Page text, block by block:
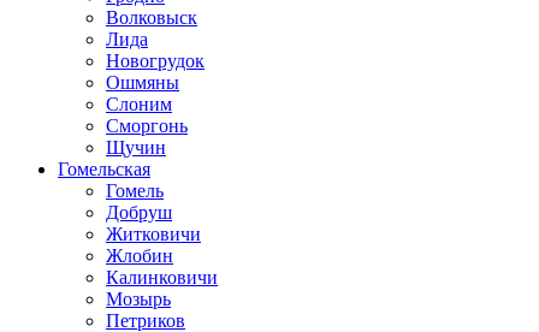
Волковыск
Лида
Новогрудок
Ошмяны
Слоним
Сморгонь
Щучин
Гомельская
Гомель
Добруш
Житковичи
Жлобин
Калинковичи
Мозырь
Петриков